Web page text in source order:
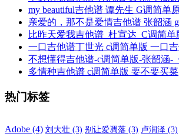
my beautiful吉他谱 谭先生 G调简单
亲爱的，那不是爱情吉他谱 张韶涵
比昨天爱我吉他谱_杜宣达_C调简单
一口吉他谱丁世光 c调简单版 一口
不想懂得吉他谱-c调简单版-张韶涵-
多情种吉他谱 c调简单版 要不要买菜
热门标签
Adobe (4) 刘大壮 (3) 别让爱凋落 (3) 卢润泽 (3)